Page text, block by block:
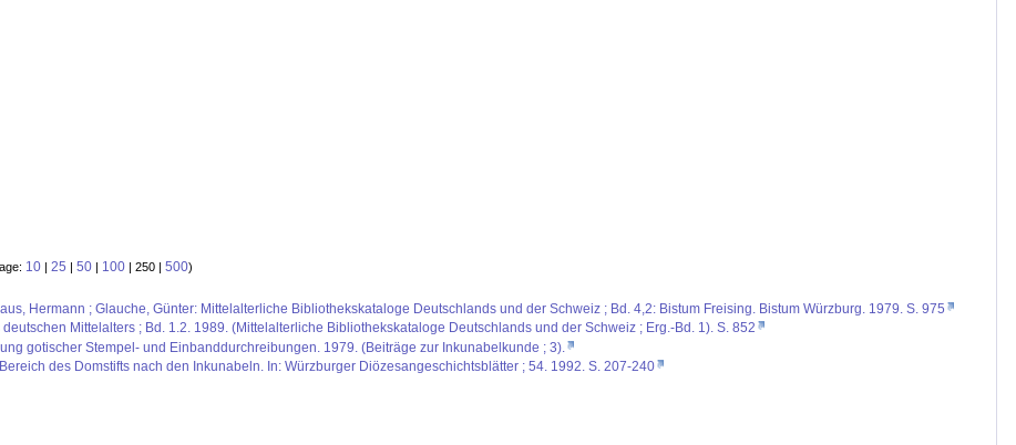
10 | 25 | 50 | 100 | 250 | 500)
Hermann ; Glauche, Günter: Mittelalterliche Bibliothekskataloge Deutschlands und der Schweiz ; Bd. 4,2: Bistum Freising. Bistum Würzburg. 1979. S. 975
Mittelalters ; Bd. 1.2. 1989. (Mittelalterliche Bibliothekskataloge Deutschlands und der Schweiz ; Erg.-Bd. 1). S. 852
gotischer Stempel- und Einbanddurchreibungen. 1979. (Beiträge zur Inkunabelkunde ; 3).
des Domstifts nach den Inkunabeln. In: Würzburger Diözesangeschichtsblätter ; 54. 1992. S. 207-240